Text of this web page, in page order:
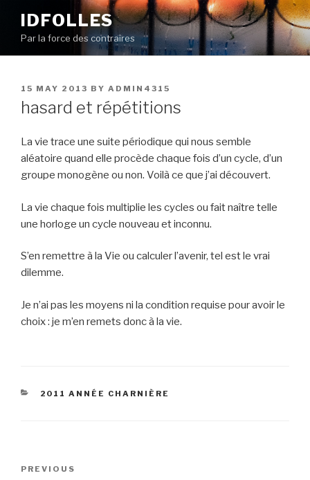
content
IDFOLLES
Par la force des contraires
POSTED
ON
15 MAY 2013 BY ADMIN4315
hasard et répétitions
La vie trace une suite périodique qui nous semble
aléatoire quand elle procède chaque fois d’un cycle, d’un
groupe monogène ou non. Voilà ce que j’ai découvert.
La vie chaque fois multiplie les cycles ou fait naître telle
une horloge un cycle nouveau et inconnu.
S’en remettre à la Vie ou calculer l’avenir, tel est le vrai
dilemme.
Je n’ai pas les moyens ni la condition requise pour avoir le
choix : je m’en remets donc à la vie.
CATEGORIES
2011 ANNÉE CHARNIÈRE
Previous
PREVIOUS